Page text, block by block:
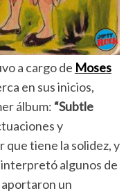
a cargo de Moses
en sus inicios,
álbum: “Subtle
y
tiene la solidez, y
algunos de
aportaron un